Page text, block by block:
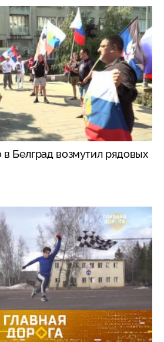
в Белград возмутил рядовых